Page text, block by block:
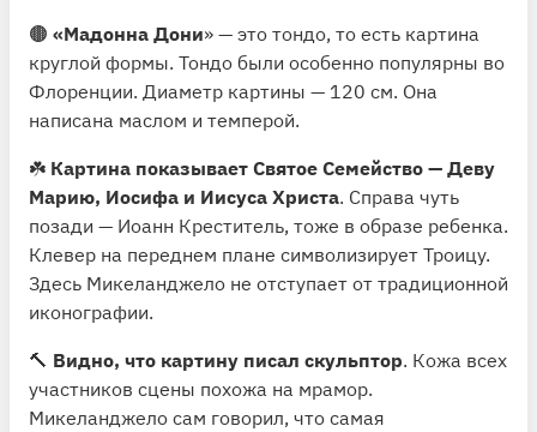
🟤 «Мадонна Дони» — это тондо, то есть картина
круглой формы. Тондо были особенно популярны во
Флоренции. Диаметр картины — 120 см. Она
написана маслом и темперой.
☘️ Картина показывает Святое Семейство — Деву
Марию, Иосифа и Иисуса Христа. Справа чуть
позади — Иоанн Креститель, тоже в образе ребенка.
Клевер на переднем плане символизирует Троицу.
Здесь Микеланджело не отступает от традиционной
иконографии.
🔨 Видно, что картину писал скульптор. Кожа всех
участников сцены похожа на мрамор.
Микеланджело сам говорил, что самая